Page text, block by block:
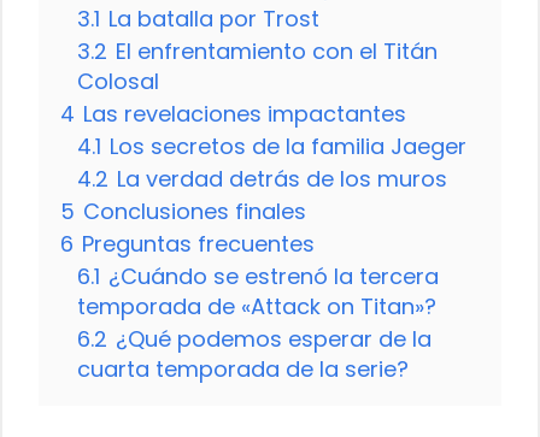
3.1 La batalla por Trost
3.2 El enfrentamiento con el Titán
Colosal
4 Las revelaciones impactantes
4.1 Los secretos de la familia Jaeger
4.2 La verdad detrás de los muros
5 Conclusiones finales
6 Preguntas frecuentes
6.1 ¿Cuándo se estrenó la tercera
temporada de «Attack on Titan»?
6.2 ¿Qué podemos esperar de la
cuarta temporada de la serie?